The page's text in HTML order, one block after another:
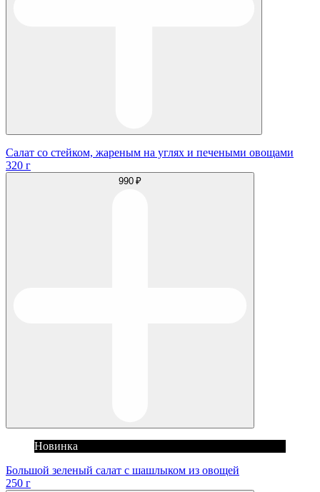
Салат со стейком, жареным на углях и печеными овощами
320 г
990 ₽
Новинка
Большой зеленый салат с шашлыком из овощей
250 г